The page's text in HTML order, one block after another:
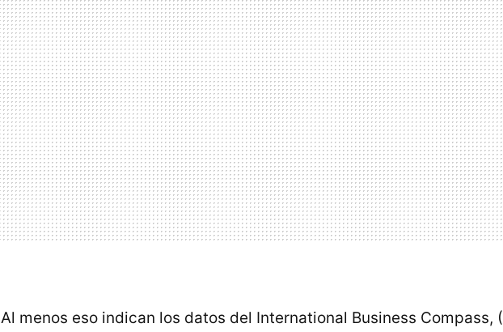
Al menos eso indican los datos del International Business Compass, (